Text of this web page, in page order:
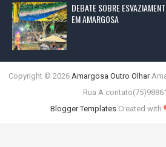
DEBATE SOBRE
EM AMARGOSA
Copyright © 2026 Amargosa Outro Olhar
Rua A
Blogger TemplatesCreated with